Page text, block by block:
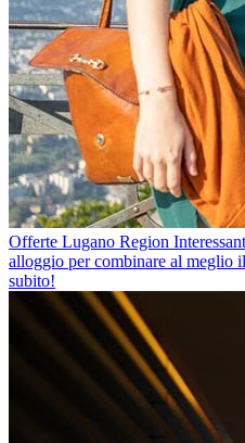
Offerte Lugano Region
alloggio per combinare al meglio
subito!